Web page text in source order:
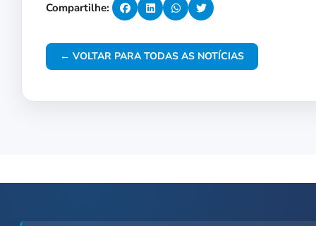
Compartilhe:
← VOLTAR PARA TODAS AS NOTÍCIAS